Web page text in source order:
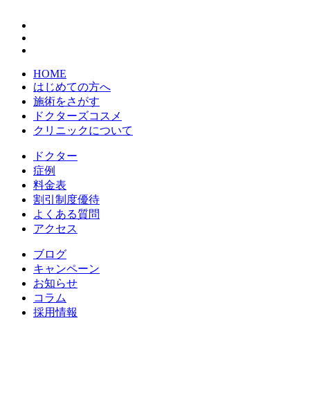
HOME
はじめての方へ
施術をさがす
ドクターズコスメ
クリニックについて
ドクター
症例
料金表
割引制度優待
よくある質問
アクセス
ブログ
キャンペーン
お知らせ
コラム
採用情報